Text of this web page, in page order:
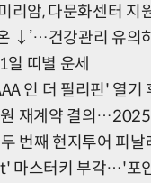
리암, 다문화센터 지
↓’…건강관리 유의
띠별 운세
인 더 필리핀' 열기
재계약 결의
번째 현지투어 피날
마스터키 부각…'포